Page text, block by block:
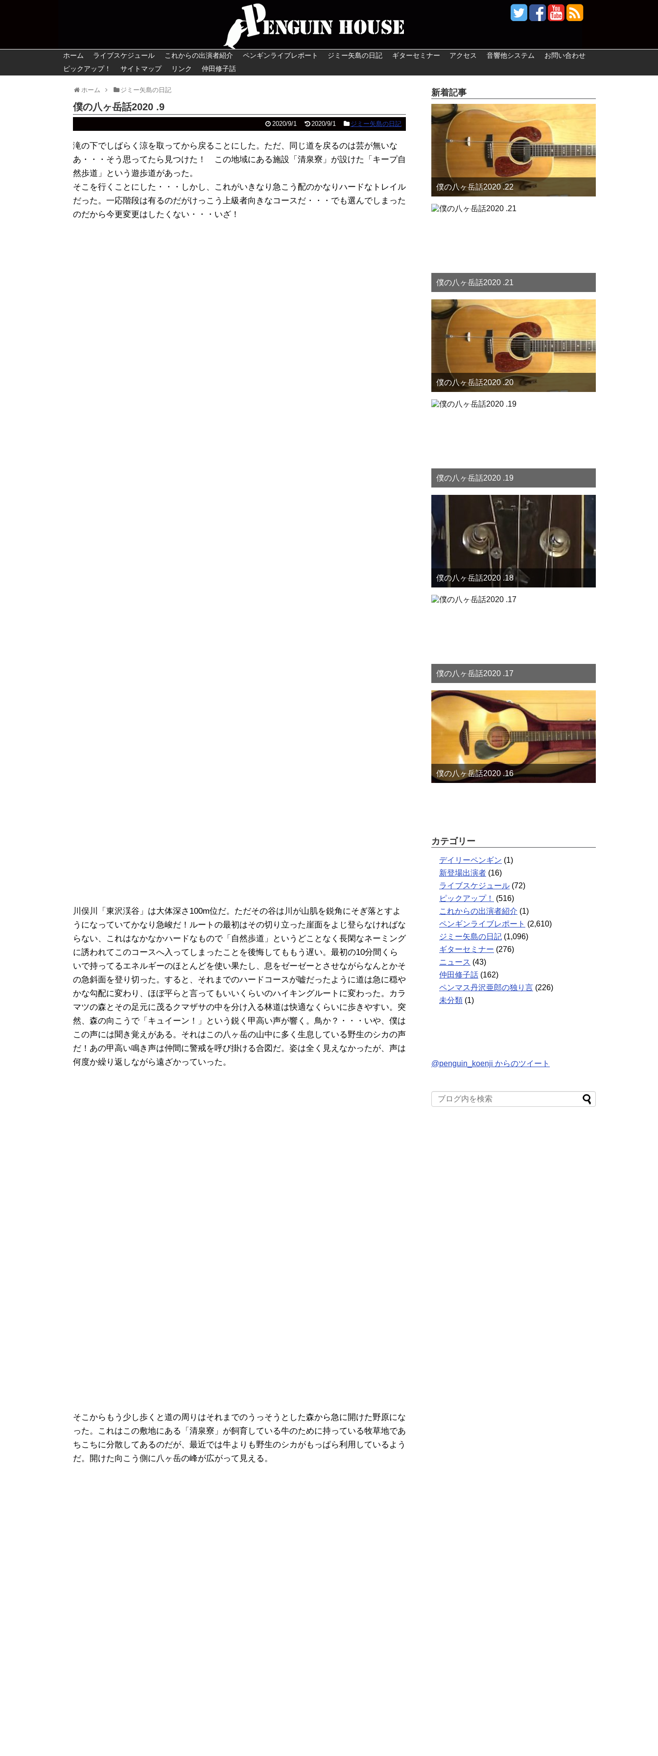
ホーム ライブスケジュール これからの出演者紹介 ペンギンライブレポート ジミー矢島の日記 ギターセミナー アクセス 音響他システム
お問い合わせ
ピックアップ！
サイトマップ リンク 仲田修子話
ホーム ジミー矢島の日記
僕の八ヶ岳話2020 .9
2020/9/1 2020/9/1 ジミー矢島の日記
滝の下でしばらく涼を取ってから戻ることにした。ただ、同じ道を戻るのは芸が無いな
あ・・・そう思ってたら見つけた！ この地域にある施設「清泉寮」が設けた「キープ自
然歩道」という遊歩道があった。
そこを行くことにした・・・しかし、これがいきなり急こう配のかなりハードなトレイル
だった。一応階段は有るのだがけっこう上級者向きなコースだ・・・でも選んでしまった
のだから今更変更はしたくない・・・いざ！
川俣川「東沢渓谷」は大体深さ100m位だ。ただその谷は川が山肌を鋭角にそぎ落とすよ
うになっていてかなり急峻だ！ルートの最初はその切り立った崖面をよじ登らなければな
らない、これはなかなかハードなもので「自然歩道」というどことなく長閑なネーミング
に誘われてこのコースへ入ってしまったことを後悔してももう遅い。最初の10分間くら
いで持ってるエネルギーのほとんどを使い果たし、息をゼーゼーとさせながらなんとかそ
の急斜面を登り切った。すると、それまでのハードコースが嘘だったように道は急に穏や
かな勾配に変わり、ほぼ平らと言ってもいいくらいのハイキングルートに変わった。カラ
マツの森とその足元に茂るクマザサの中を分け入る林道は快適なくらいに歩きやすい。突
然、森の向こうで「キュイーン！」という鋭く甲高い声が響く。鳥か？・・・いや、僕は
この声には聞き覚えがある。それはこの八ヶ岳の山中に多く生息している野生のシカの声
だ！あの甲高い鳴き声は仲間に警戒を呼び掛ける合図だ。姿は全く見えなかったが、声は
何度か繰り返しながら遠ざかっていった。
そこからもう少し歩くと道の周りはそれまでのうっそうとした森から急に開けた野原にな
った。これはこの敷地にある「清泉寮」が飼育している牛のために持っている牧草地であ
ちこちに分散してあるのだが、最近では牛よりも野生のシカがもっぱら利用しているよう
だ。開けた向こう側に八ヶ岳の峰が広がって見える。
新着記事
僕の八ヶ岳話2020 .22
僕の八ヶ岳話2020 .21
僕の八ヶ岳話2020 .20
僕の八ヶ岳話2020 .19
僕の八ヶ岳話2020 .18
僕の八ヶ岳話2020 .17
僕の八ヶ岳話2020 .16
カテゴリー
デイリーペンギン (1)
新登場出演者 (16)
ライブスケジュール (72)
ピックアップ！
(516)
これからの出演者紹介 (1)
ペンギンライブレポート (2,610)
ジミー矢島の日記 (1,096)
ギターセミナー (276)
ニュース (43)
仲田修子話 (162)
ペンマス丹沢亜郎の独り言 (226)
未分類 (1)
@penguin_koenji からのツイート